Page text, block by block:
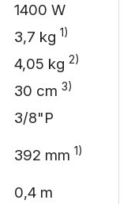
1400 W
3,7 kg 1)
4,05 kg 2)
30 cm 3)
3/8"P
392 mm 1)
0,4 m